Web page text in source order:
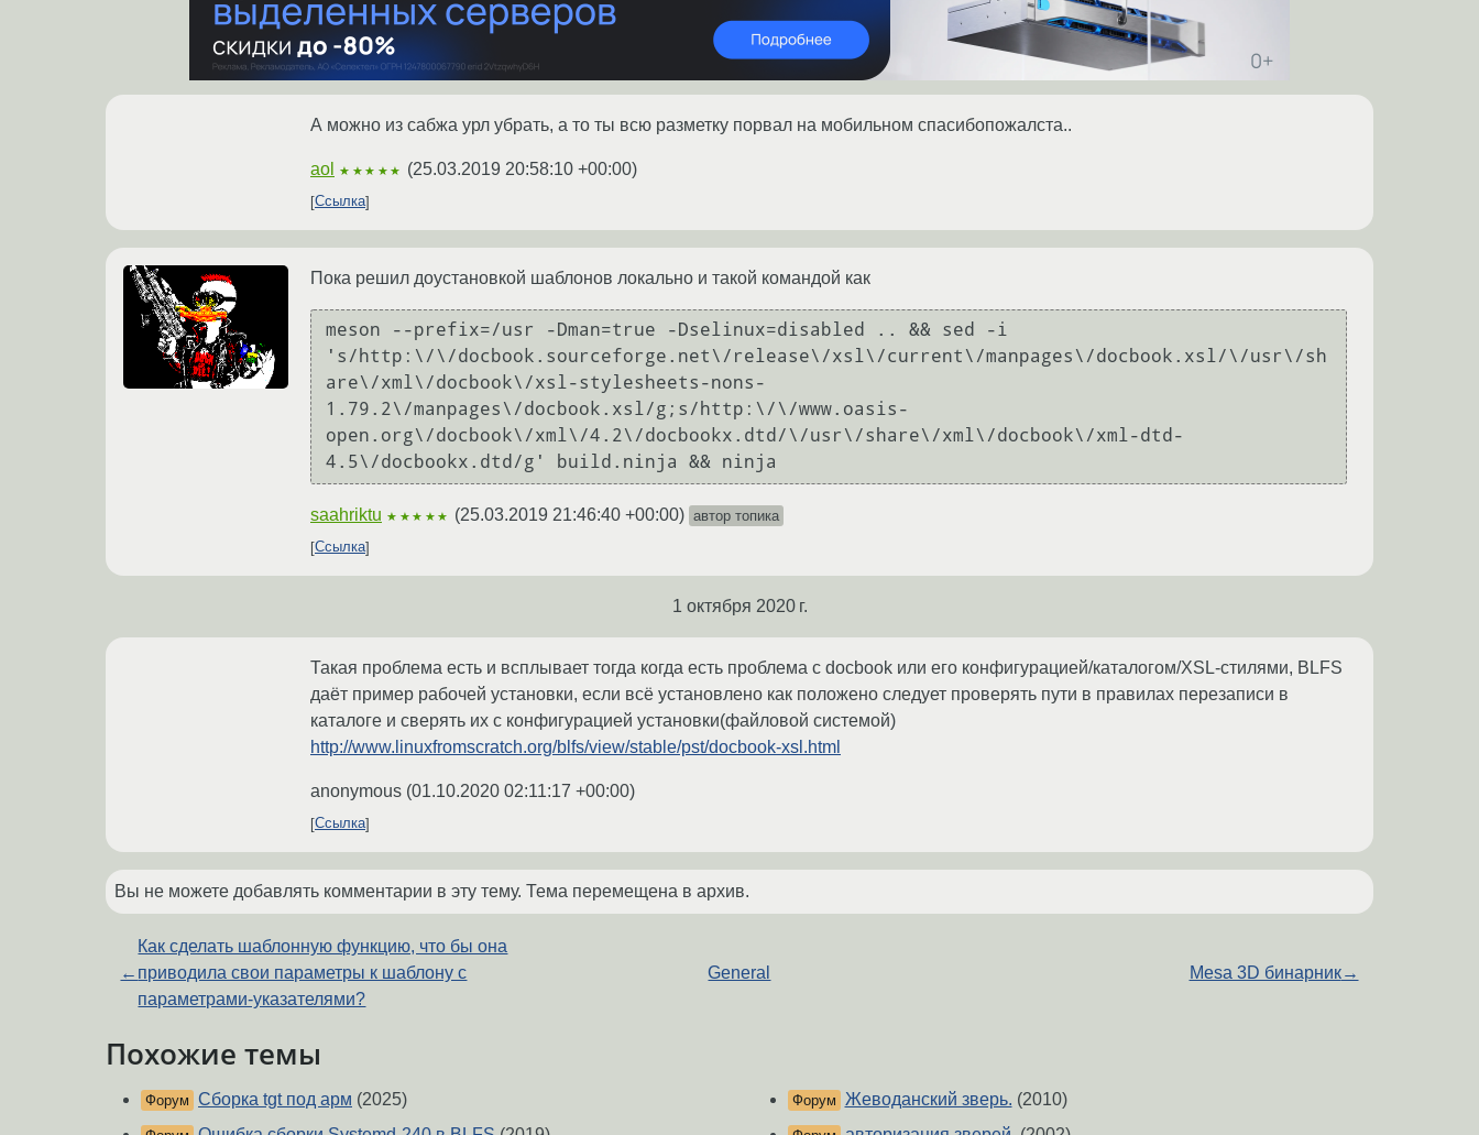
А можно из сабжа урл убрать, а то ты всю разметку порвал на мобильном спасибопожалста..
aol ★★★★★ (25.03.2019 20:58:10 +00:00)
Ссылка
Пока решил доустановкой шаблонов локально и такой командой как
meson --prefix=/usr -Dman=true -Dselinux=disabled .. && sed -i
's/http:\/\/docbook.sourceforge.net\/release\/xsl\/current\/manpages\/docbook.xsl/\/usr\/sh
are\/xml\/docbook\/xsl-stylesheets-nons-
1.79.2\/manpages\/docbook.xsl/g;s/http:\/\/www.oasis-
open.org\/docbook\/xml\/4.2\/docbookx.dtd/\/usr\/share\/xml\/docbook\/xml-dtd-
4.5\/docbookx.dtd/g' build.ninja && ninja
saahriktu ★★★★★ (25.03.2019 21:46:40 +00:00) автор топика
Ссылка
1 октября 2020 г.
Такая проблема есть и всплывает тогда когда есть проблема с docbook или его конфигурацией/каталогом/XSL-стилями, BLFS
даёт пример рабочей установки, если всё установлено как положено следует проверять пути в правилах перезаписи в
каталоге и сверять их с конфигурацией установки(файловой системой)
http://www.linuxfromscratch.org/blfs/view/stable/pst/docbook-xsl.html
anonymous (01.10.2020 02:11:17 +00:00)
Ссылка
Вы не можете добавлять комментарии в эту тему. Тема перемещена в архив.
←
Как сделать шаблонную функцию, что бы она
приводила свои параметры к шаблону с
параметрами-указателями?
General Mesa 3D бинарник→
Похожие темы
Форум Сборка tgt под арм (2025) Форум Жеводанский зверь. (2010)